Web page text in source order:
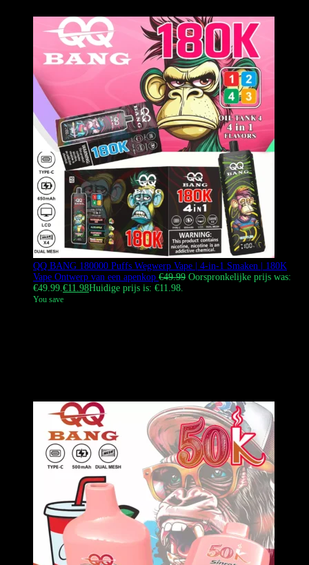
QQ BANG 180000 Puffs Wegwerp Vape | 4-in-1 Smaken | 180K
Vape Ontwerp van een apenkop €49.99 Oorspronkelijke prijs was:
€49.99.€11.98Huidige prijs is: €11.98.
You save